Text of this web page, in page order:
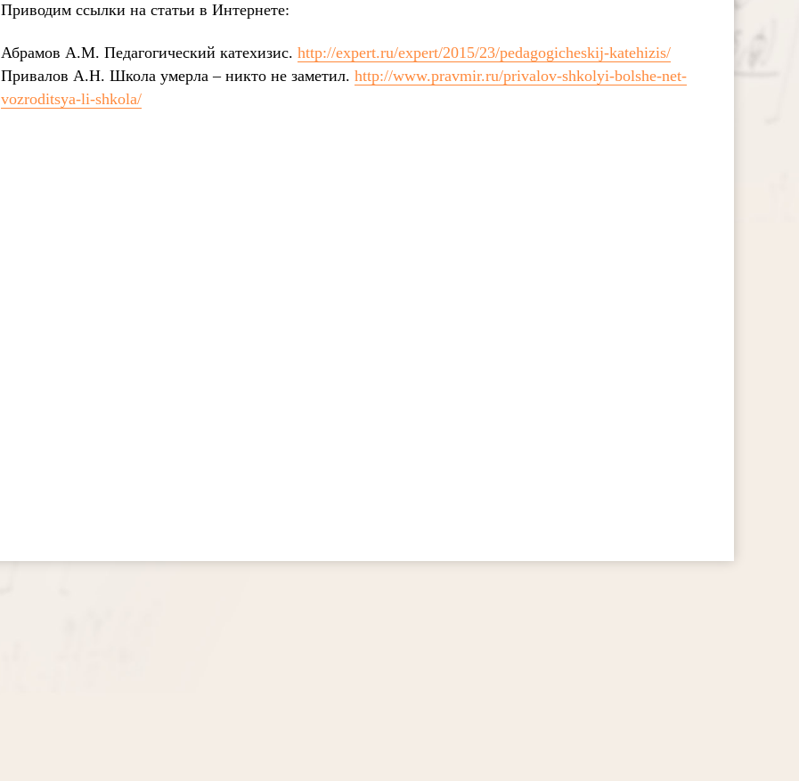
Приводим ссылки на статьи в Интернете:
Абрамов А.М. Педагогический катехизис.http://expert.ru/expert/2015/23/pedagogicheskij-katehizis/
Привалов А.Н. Школа умерла – никто не заметил.http://www.pravmir.ru/privalov-shkolyi-bolshe-net-
vozroditsya-li-shkola/